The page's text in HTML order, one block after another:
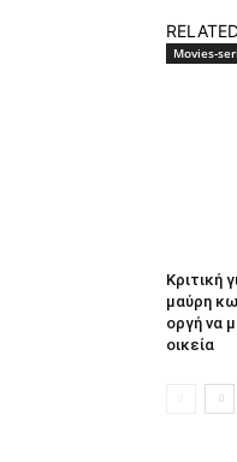
Movies-
Κριτική
μαύρη
οργή να
οικεία